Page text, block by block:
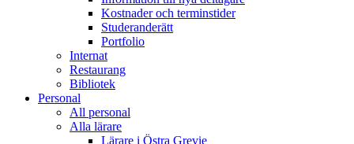
Kostnader och terminstider
Studeranderätt
Portfolio
Internat
Restaurang
Bibliotek
Personal
All personal
Alla lärare
Lärare i Östra Grevie